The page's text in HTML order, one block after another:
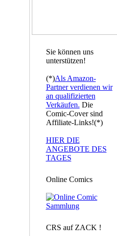
Sie können uns
unterstützen!
(*)Als Amazon-
Partner verdienen wir
an qualifizierten
Verkäufen. Die
Comic-Cover sind
Affiliate-Links!(*)
HIER DIE
ANGEBOTE DES
TAGES
Online Comics
CRS auf ZACK !